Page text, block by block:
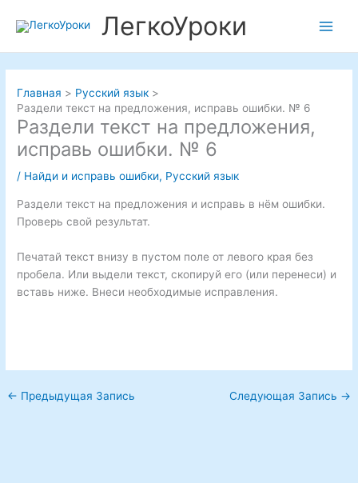
ЛегкоУроки
Главная
Русский язык
Раздели текст на предложения, исправь ошибки. № 6
Раздели текст на предложения,
исправь ошибки. № 6
/ Найди и исправь ошибки, Русский язык
Раздели текст на предложения и исправь в нём ошибки.
Проверь свой результат.
Печатай текст внизу в пустом поле от левого края без
пробела. Или выдели текст, скопируй его (или перенеси) и
вставь ниже. Внеси необходимые исправления.
← Предыдущая Запись Следующая Запись →